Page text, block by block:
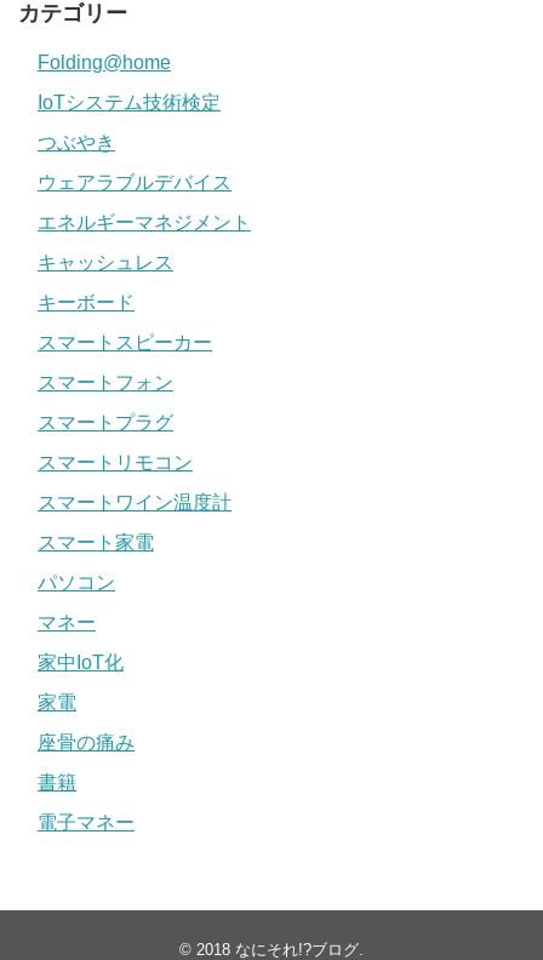
カテゴリー
Folding@home
IoTシステム技術検定
つぶやき
ウェアラブルデバイス
エネルギーマネジメント
キャッシュレス
キーボード
スマートスピーカー
スマートフォン
スマートプラグ
スマートリモコン
スマートワイン温度計
スマート家電
パソコン
マネー
家中IoT化
家電
座骨の痛み
書籍
電子マネー
© 2018 なにそれ!?ブログ.